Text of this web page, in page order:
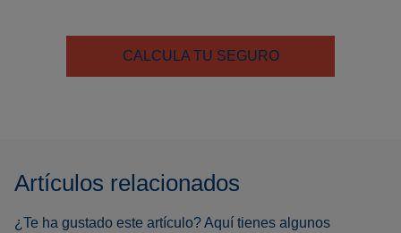
CALCULA TU SEGURO
Artículos relacionados
¿Te ha gustado este artículo? Aquí tienes algunos